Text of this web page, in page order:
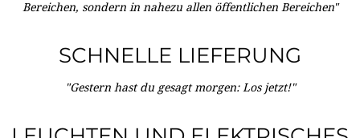
Bereichen, sondern in nahezu allen öffentlichen Bereichen"
SCHNELLE LIEFERUNG
"Gestern hast du gesagt morgen: Los jetzt!"